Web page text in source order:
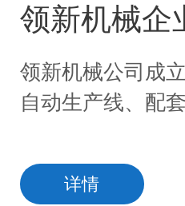
领新机械企
领新机械公司成
自动生产线、配
详情